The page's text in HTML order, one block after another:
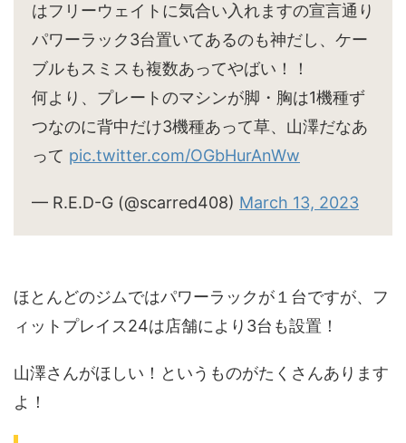
はフリーウェイトに気合い入れますの宣言通り
パワーラック3台置いてあるのも神だし、ケー
ブルもスミスも複数あってやばい！！
何より、プレートのマシンが脚・胸は1機種ず
つなのに背中だけ3機種あって草、山澤だなあ
って pic.twitter.com/OGbHurAnWw
— R.E.D-G (@scarred408) March 13, 2023
ほとんどのジムではパワーラックが１台ですが、フ
ィットプレイス24は店舗により3台も設置！
山澤さんがほしい！というものがたくさんあります
よ！